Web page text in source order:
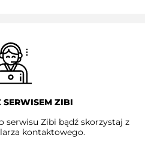
SERWISEM ZIBI
serwisu Zibi bądź skorzystaj z
kontaktowego.